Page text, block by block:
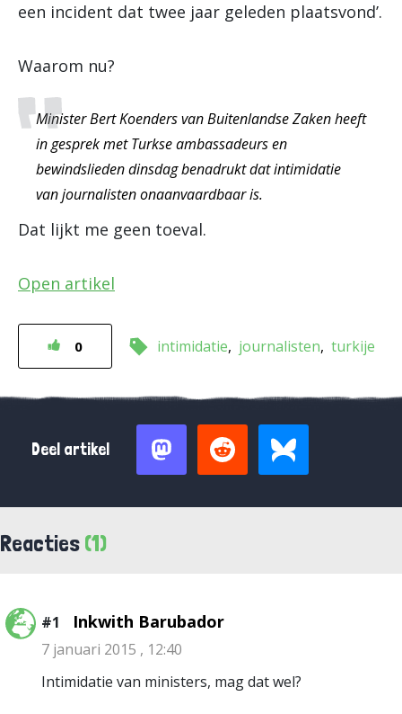
een incident dat twee jaar geleden plaatsvond’.
Waarom nu?
Minister Bert Koenders van Buitenlandse Zaken heeft
in gesprek met Turkse ambassadeurs en
bewindslieden dinsdag benadrukt dat intimidatie
van journalisten onaanvaardbaar is.
Dat lijkt me geen toeval.
Open artikel
0 intimidatie journalisten turkije
Deel artikel
Reacties (1)
#1 Inkwith Barubador
7 januari 2015 , 12:40
Intimidatie van ministers, mag dat wel?